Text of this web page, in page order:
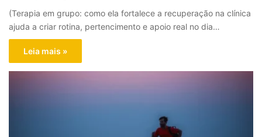
(Terapia em grupo: como ela fortalece a recuperação na clínica
ajuda a criar rotina, pertencimento e apoio real no dia…
Leia mais »